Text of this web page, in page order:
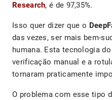
Research, é de 97,35%.
Isso quer dizer que o
das vezes, ser mais bem-
humana. Esta tecnologia
verificação manual e a
tornaram praticamente
O problema com esse tipo